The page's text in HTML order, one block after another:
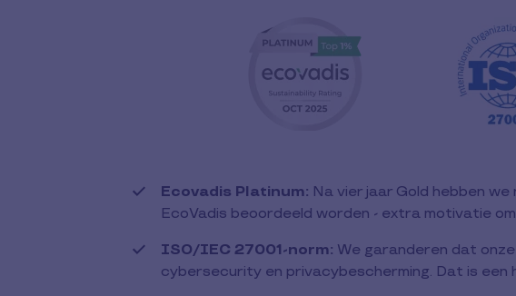
Ecovadis Platinum: Na vier jaar Gold hebben
EcoVadis beoordeeld worden - extra motivatie
ISO/IEC 27001-norm: We garanderen dat
cybersecurity en privacybescherming. Dat is een